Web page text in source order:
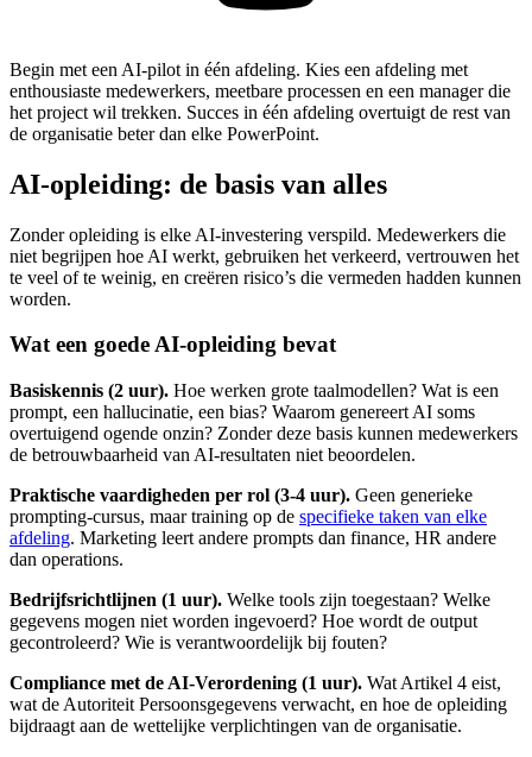
Begin met een AI-pilot in één afdeling. Kies een afdeling met
enthousiaste medewerkers, meetbare processen en een manager die
het project wil trekken. Succes in één afdeling overtuigt de rest van
de organisatie beter dan elke PowerPoint.
AI-opleiding: de basis van alles
Zonder opleiding is elke AI-investering verspild. Medewerkers die
niet begrijpen hoe AI werkt, gebruiken het verkeerd, vertrouwen het
te veel of te weinig, en creëren risico’s die vermeden hadden kunnen
worden.
Wat een goede AI-opleiding bevat
Basiskennis (2 uur). Hoe werken grote taalmodellen? Wat is een
prompt, een hallucinatie, een bias? Waarom genereert AI soms
overtuigend ogende onzin? Zonder deze basis kunnen medewerkers
de betrouwbaarheid van AI-resultaten niet beoordelen.
Praktische vaardigheden per rol (3-4 uur). Geen generieke
prompting-cursus, maar training op de specifieke taken van elke
afdeling. Marketing leert andere prompts dan finance, HR andere
dan operations.
Bedrijfsrichtlijnen (1 uur). Welke tools zijn toegestaan? Welke
gegevens mogen niet worden ingevoerd? Hoe wordt de output
gecontroleerd? Wie is verantwoordelijk bij fouten?
Compliance met de AI-Verordening (1 uur). Wat Artikel 4 eist,
wat de Autoriteit Persoonsgegevens verwacht, en hoe de opleiding
bijdraagt aan de wettelijke verplichtingen van de organisatie.